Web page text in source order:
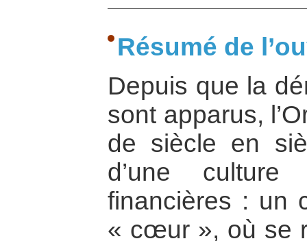
Résumé de
Depuis que la
sont apparus,
de siècle en
d’une
financières : un
« cœur », où se